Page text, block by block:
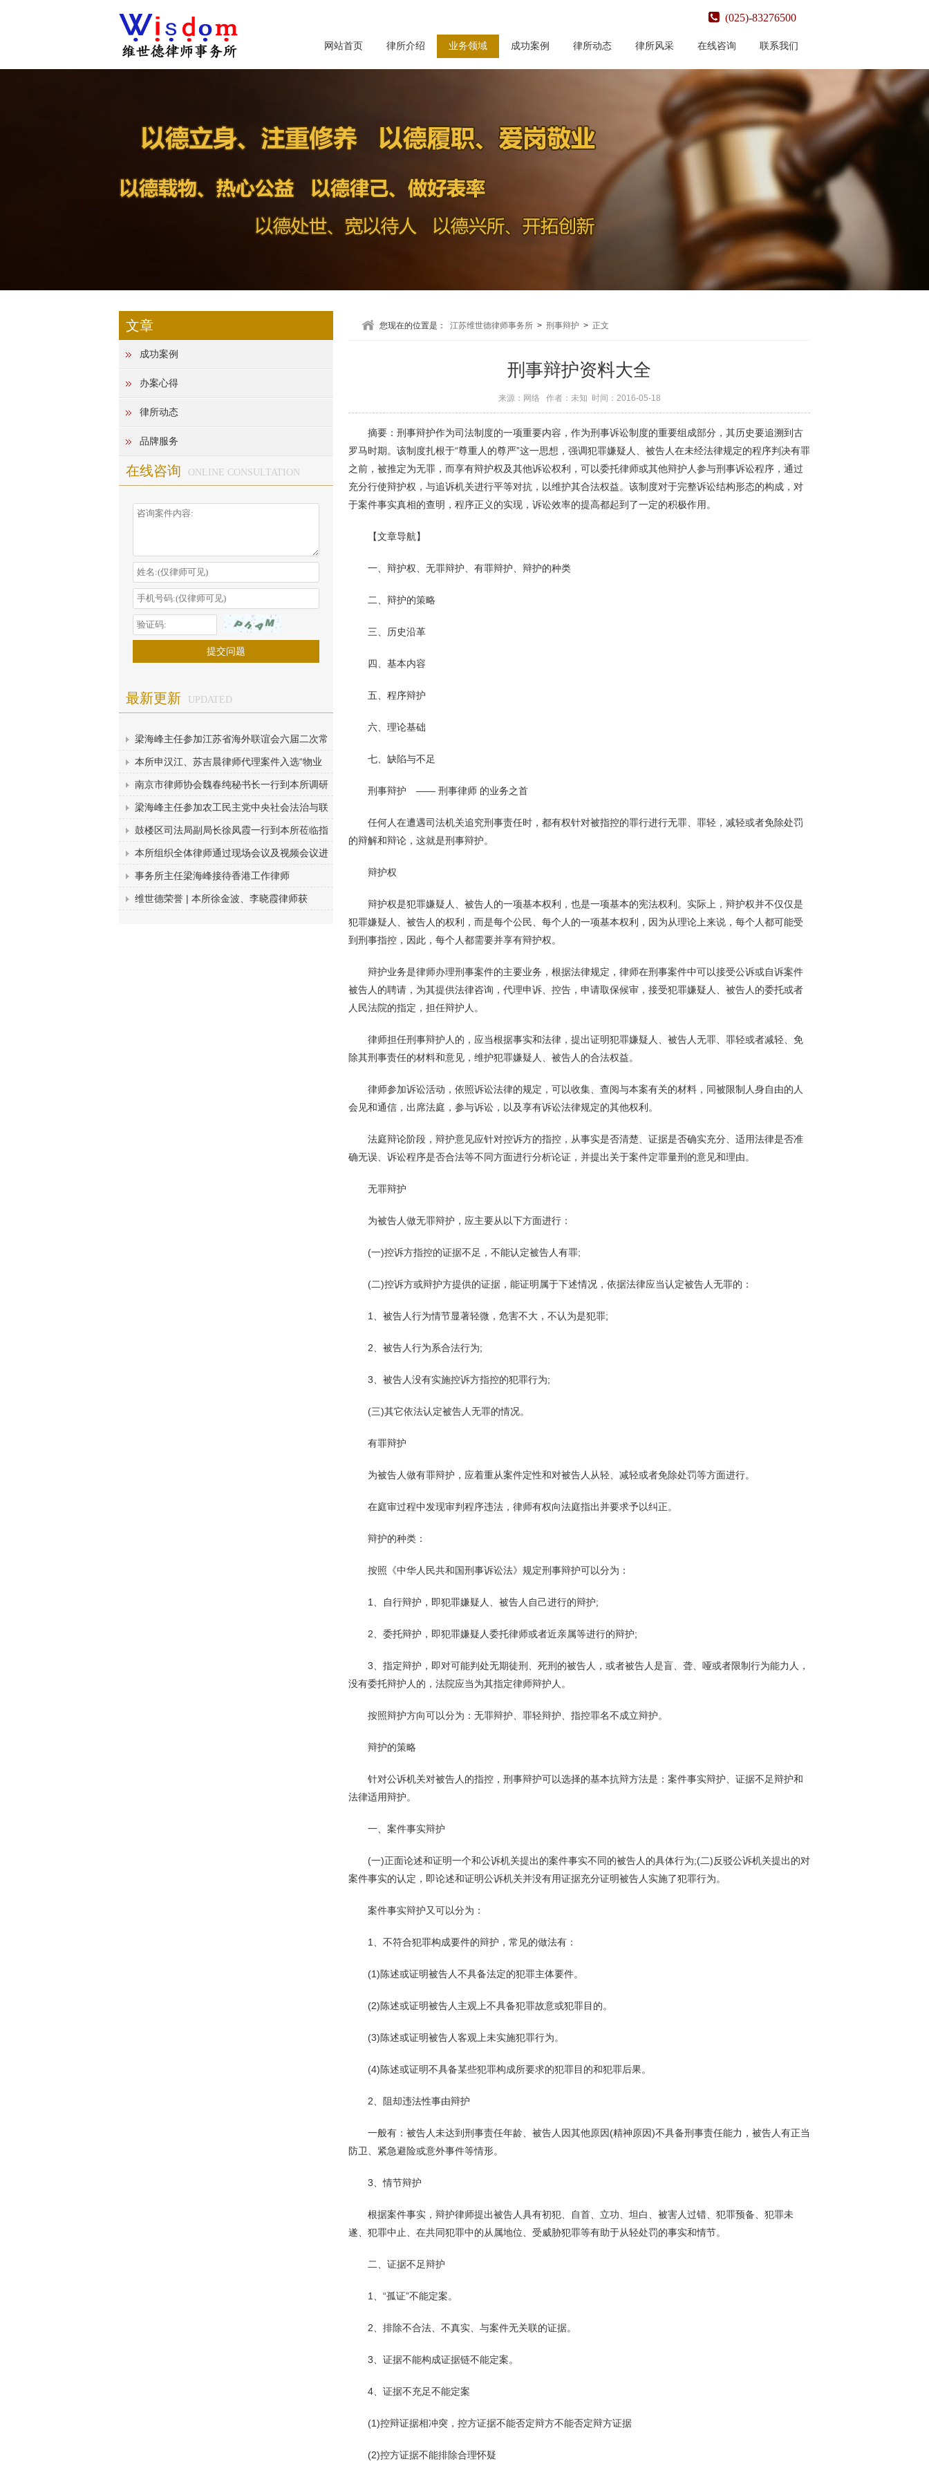
(025)-83276500
网站首页 律所介绍 业务领域 成功案例 律所动态 律所风采 在线咨询 联系我们
文章
成功案例
办案心得
律所动态
品牌服务
在线咨询 ONLINE CONSULTATION
最新更新 UPDATED
梁海峰主任参加江苏省海外联谊会六届二次常
本所申汉江、苏吉晨律师代理案件入选“物业
南京市律师协会魏春纯秘书长一行到本所调研
梁海峰主任参加农工民主党中央社会法治与联
鼓楼区司法局副局长徐凤霞一行到本所莅临指
本所组织全体律师通过现场会议及视频会议进
事务所主任梁海峰接待香港工作律师
维世德荣誉 | 本所徐金波、李晓霞律师获
您现在的位置是： 江苏维世德律师事务所 > 刑事辩护 > 正文
刑事辩护资料大全
来源：网络 作者：未知 时间：2016-05-18
摘要：刑事辩护作为司法制度的一项重要内容，作为刑事诉讼制度的重要组成部分，其历史要追溯到古
罗马时期。该制度扎根于“尊重人的尊严”这一思想，强调犯罪嫌疑人、被告人在未经法律规定的程序判决有罪
之前，被推定为无罪，而享有辩护权及其他诉讼权利，可以委托律师或其他辩护人参与刑事诉讼程序，通过
充分行使辩护权，与追诉机关进行平等对抗，以维护其合法权益。该制度对于完整诉讼结构形态的构成，对
于案件事实真相的查明，程序正义的实现，诉讼效率的提高都起到了一定的积极作用。
【文章导航】
一、辩护权、无罪辩护、有罪辩护、辩护的种类
二、辩护的策略
三、历史沿革
四、基本内容
五、程序辩护
六、理论基础
七、缺陷与不足
刑事辩护 —— 刑事律师 的业务之首
任何人在遭遇司法机关追究刑事责任时，都有权针对被指控的罪行进行无罪、罪轻，减轻或者免除处罚
的辩解和辩论，这就是刑事辩护。
辩护权
辩护权是犯罪嫌疑人、被告人的一项基本权利，也是一项基本的宪法权利。实际上，辩护权并不仅仅是
犯罪嫌疑人、被告人的权利，而是每个公民、每个人的一项基本权利，因为从理论上来说，每个人都可能受
到刑事指控，因此，每个人都需要并享有辩护权。
辩护业务是律师办理刑事案件的主要业务，根据法律规定，律师在刑事案件中可以接受公诉或自诉案件
被告人的聘请，为其提供法律咨询，代理申诉、控告，申请取保候审，接受犯罪嫌疑人、被告人的委托或者
人民法院的指定，担任辩护人。
律师担任刑事辩护人的，应当根据事实和法律，提出证明犯罪嫌疑人、被告人无罪、罪轻或者减轻、免
除其刑事责任的材料和意见，维护犯罪嫌疑人、被告人的合法权益。
律师参加诉讼活动，依照诉讼法律的规定，可以收集、查阅与本案有关的材料，同被限制人身自由的人
会见和通信，出席法庭，参与诉讼，以及享有诉讼法律规定的其他权利。
法庭辩论阶段，辩护意见应针对控诉方的指控，从事实是否清楚、证据是否确实充分、适用法律是否准
确无误、诉讼程序是否合法等不同方面进行分析论证，并提出关于案件定罪量刑的意见和理由。
无罪辩护
为被告人做无罪辩护，应主要从以下方面进行：
(一)控诉方指控的证据不足，不能认定被告人有罪;
(二)控诉方或辩护方提供的证据，能证明属于下述情况，依据法律应当认定被告人无罪的：
1、被告人行为情节显著轻微，危害不大，不认为是犯罪;
2、被告人行为系合法行为;
3、被告人没有实施控诉方指控的犯罪行为;
(三)其它依法认定被告人无罪的情况。
有罪辩护
为被告人做有罪辩护，应着重从案件定性和对被告人从轻、减轻或者免除处罚等方面进行。
在庭审过程中发现审判程序违法，律师有权向法庭指出并要求予以纠正。
辩护的种类：
按照《中华人民共和国刑事诉讼法》规定刑事辩护可以分为：
1、自行辩护，即犯罪嫌疑人、被告人自己进行的辩护;
2、委托辩护，即犯罪嫌疑人委托律师或者近亲属等进行的辩护;
3、指定辩护，即对可能判处无期徒刑、死刑的被告人，或者被告人是盲、聋、哑或者限制行为能力人，
没有委托辩护人的，法院应当为其指定律师辩护人。
按照辩护方向可以分为：无罪辩护、罪轻辩护、指控罪名不成立辩护。
辩护的策略
针对公诉机关对被告人的指控，刑事辩护可以选择的基本抗辩方法是：案件事实辩护、证据不足辩护和
法律适用辩护。
一、案件事实辩护
(一)正面论述和证明一个和公诉机关提出的案件事实不同的被告人的具体行为;(二)反驳公诉机关提出的对
案件事实的认定，即论述和证明公诉机关并没有用证据充分证明被告人实施了犯罪行为。
案件事实辩护又可以分为：
1、不符合犯罪构成要件的辩护，常见的做法有：
(1)陈述或证明被告人不具备法定的犯罪主体要件。
(2)陈述或证明被告人主观上不具备犯罪故意或犯罪目的。
(3)陈述或证明被告人客观上未实施犯罪行为。
(4)陈述或证明不具备某些犯罪构成所要求的犯罪目的和犯罪后果。
2、阻却违法性事由辩护
一般有：被告人未达到刑事责任年龄、被告人因其他原因(精神原因)不具备刑事责任能力，被告人有正当
防卫、紧急避险或意外事件等情形。
3、情节辩护
根据案件事实，辩护律师提出被告人具有初犯、自首、立功、坦白、被害人过错、犯罪预备、犯罪未
遂、犯罪中止、在共同犯罪中的从属地位、受威胁犯罪等有助于从轻处罚的事实和情节。
二、证据不足辩护
1、“孤证”不能定案。
2、排除不合法、不真实、与案件无关联的证据。
3、证据不能构成证据链不能定案。
4、证据不充足不能定案
(1)控辩证据相冲突，控方证据不能否定辩方不能否定辩方证据
(2)控方证据不能排除合理怀疑